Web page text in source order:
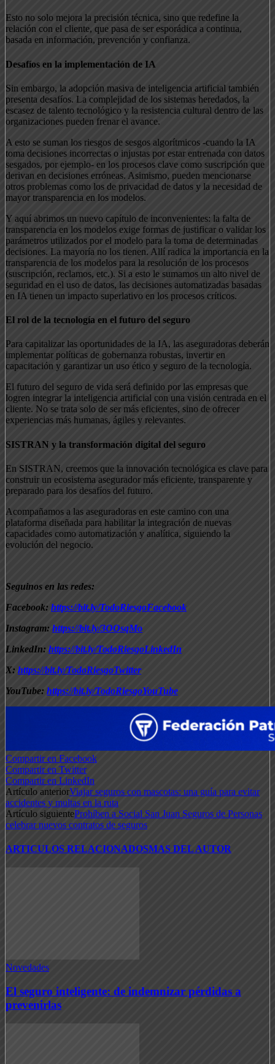
Esto no solo mejora la precisión técnica, sino que redefine la
relación con el cliente, que pasa de ser esporádica a continua,
basada en información, prevención y confianza.
Desafíos en la implementación de IA
Sin embargo, la adopción masiva de inteligencia artificial también
presenta desafíos. La complejidad de los sistemas heredados, la
escasez de talento tecnológico y la resistencia cultural dentro de las
organizaciones pueden frenar el avance.
A esto se suman los riesgos de sesgos algorítmicos -cuando la IA
toma decisiones incorrectas o injustas por estar entrenada con datos
sesgados, por ejemplo- en los procesos clave como suscripción que
derivan en decisiones erróneas. Asimismo, pueden mencionarse
otros problemas como los de privacidad de datos y la necesidad de
mayor transparencia en los modelos.
Y aquí abrimos un nuevo capítulo de inconvenientes: la falta de
transparencia en los modelos exige formas de justificar o validar los
parámetros utilizados por el modelo para la toma de determinadas
decisiones. La mayoría no los tienen. Allí radica la importancia en la
transparencia de los modelos para la resolución de los procesos
(suscripción, reclamos, etc.). Si a esto le sumamos un alto nivel de
seguridad en el uso de datos, las decisiones automatizadas basadas
en IA tienen un impacto superlativo en los procesos críticos.
El rol de la tecnología en el futuro del seguro
Para capitalizar las oportunidades de la IA, las aseguradoras deberán
implementar políticas de gobernanza robustas, invertir en
capacitación y garantizar un uso ético y seguro de la tecnología.
El futuro del seguro de vida será definido por las empresas que
logren integrar la inteligencia artificial con una visión centrada en el
cliente. No se trata solo de ser más eficientes, sino de ofrecer
experiencias más humanas, ágiles y relevantes.
SISTRAN y la transformación digital del seguro
En SISTRAN, creemos que la innovación tecnológica es clave para
construir un ecosistema asegurador más eficiente, transparente y
preparado para los desafíos del futuro.
Acompañamos a las aseguradoras en este camino con una
plataforma diseñada para habilitar la integración de nuevas
capacidades como automatización y analítica, siguiendo la
evolución del negocio.
Seguinos en las redes:
Facebook: https://bit.ly/TodoRiesgoFacebook
Instagram: https://bit.ly/3OOsqMo
LinkedIn: https://bit.ly/TodoRiesgoLinkedIn
X: https://bit.ly/TodoRiesgoTwitter
YouTube: https://bit.ly/TodoRiesgoYouTube
Compartir en Facebook
Compartir en Twitter
Compartir en LinkedIn
Artículo anteriorViajar seguros con mascotas: una guía para evitar
accidentes y multas en la ruta
Artículo siguienteProhíben a Social San Juan Seguros de Personas
celebrar nuevos contratos de seguros
ARTICULOS RELACIONADOSMAS DEL AUTOR
Novedades
El seguro inteligente: de indemnizar pérdidas a
prevenirlas